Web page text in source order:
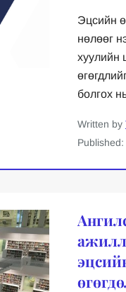
Эцсийн
нөлөөг
хуулийн
болгох
Written by